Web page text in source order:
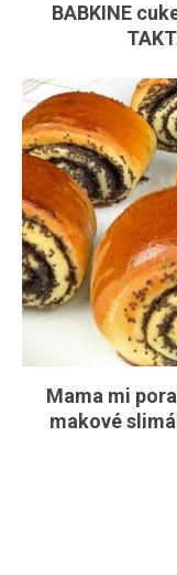
BABKINE
Mama mi
makové